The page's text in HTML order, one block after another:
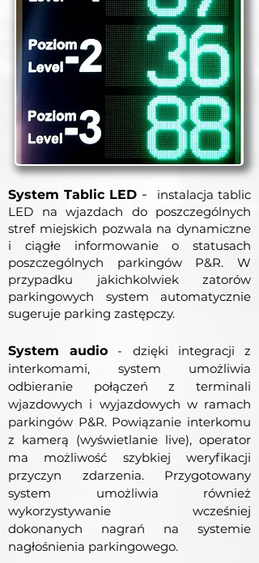
System Tablic LED -
instalacja tablic
LED na wjazdach do poszczególnych
stref miejskich pozwala na dynamiczne
i ciągłe informowanie o statusach
poszczególnych parkingów P&R. W
przypadku jakichkolwiek zatorów
parkingowych system automatycznie
sugeruje parking zastępczy.
System audio - dzięki integracji z
interkomami, system umożliwia
odbieranie połączeń z terminali
wjazdowych i wyjazdowych w ramach
parkingów P&R. Powiązanie interkomu
z kamerą (wyświetlanie live), operator
ma możliwość szybkiej weryfikacji
przyczyn zdarzenia. Przygotowany
system umożliwia również
wykorzystywanie wcześniej
dokonanych nagrań na systemie
nagłośnienia parkingowego.